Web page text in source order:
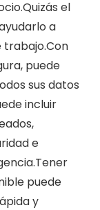
el
a
trabajo.Con
puede
sus datos
incluir
e
puede
y